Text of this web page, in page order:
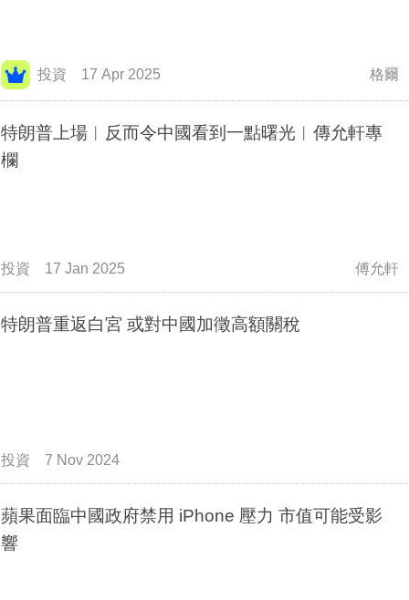
投資 17 Apr 2025 格爾
特朗普上場︳反而令中國看到一點曙光︳傳允軒專
欄
投資 17 Jan 2025 傅允軒
特朗普重返白宮 或對中國加徵高額關稅
投資 7 Nov 2024
蘋果面臨中國政府禁用 iPhone 壓力 市值可能受影
響